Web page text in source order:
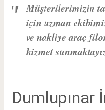
Müşterilerimizin
için uzman
ve nakliye araç
hizmet
Dumlupınar